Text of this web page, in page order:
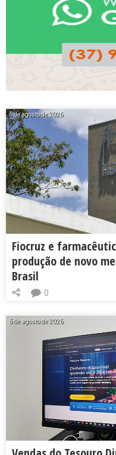
6 de agosto de 2026
Fiocruz e
produção de novo
Brasil
0
6 de agosto de 2026